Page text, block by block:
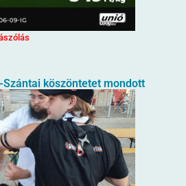
Szántai köszöntetet mondott